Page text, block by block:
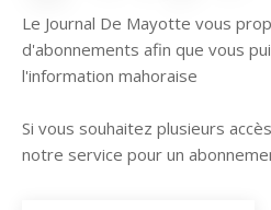
Le Journal De Mayotte vous
d'abonnements afin que vous
l'information mahoraise
Si vous souhaitez plusieurs
notre service pour un